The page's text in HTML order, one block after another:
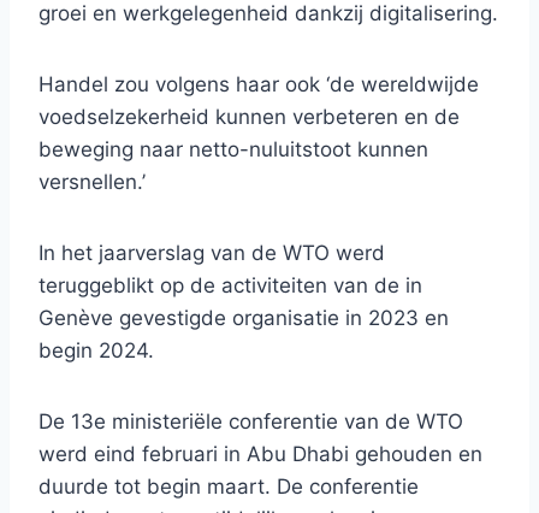
groei en werkgelegenheid dankzij digitalisering.
Handel zou volgens haar ook ‘de wereldwijde
voedselzekerheid kunnen verbeteren en de
beweging naar netto-nuluitstoot kunnen
versnellen.’
In het jaarverslag van de WTO werd
teruggeblikt op de activiteiten van de in
Genève gevestigde organisatie in 2023 en
begin 2024.
De 13e ministeriële conferentie van de WTO
werd eind februari in Abu Dhabi gehouden en
duurde tot begin maart. De conferentie